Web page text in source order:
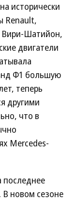
исторически
Renault,
Вири-Шатийон,
двигатели
Ф1 большую
теперь
другими
что в
Mercedes-
последнее
В новом сезоне